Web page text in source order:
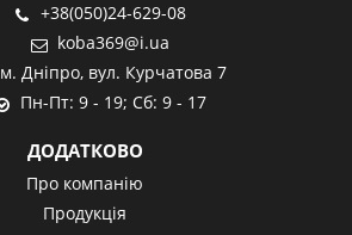
+38(050)24-629-08
koba369@i.ua
м. Дніпро, вул. Курчатова 7
Пн-Пт: 9 - 19; Сб: 9 - 17
ДОДАТКОВО
Про компанію
Продукція